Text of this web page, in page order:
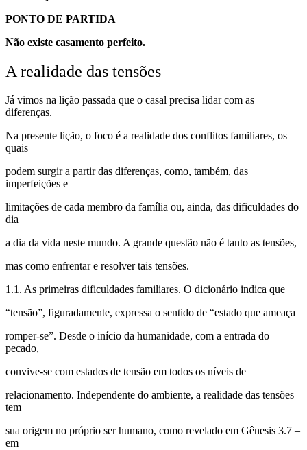
PONTO DE PARTIDA
Não existe casamento perfeito.
A realidade das tensões
Já vimos na lição passada que o casal precisa lidar com as
diferenças.
Na presente lição, o foco é a realidade dos conflitos familiares, os
quais
podem surgir a partir das diferenças, como, também, das
imperfeições e
limitações de cada membro da família ou, ainda, das dificuldades do
dia
a dia da vida neste mundo. A grande questão não é tanto as tensões,
mas como enfrentar e resolver tais tensões.
1.1. As primeiras dificuldades familiares. O dicionário indica que
“tensão”, figuradamente, expressa o sentido de “estado que ameaça
romper-se”. Desde o início da humanidade, com a entrada do
pecado,
convive-se com estados de tensão em todos os níveis de
relacionamento. Independente do ambiente, a realidade das tensões
tem
sua origem no próprio ser humano, como revelado em Gênesis 3.7 –
em